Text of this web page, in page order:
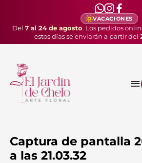
VACACIONES
Del 7 al 24 de agosto. Los pedidos
estos días se enviarán a partir del
Captura de pantalla
a las 21.03.32